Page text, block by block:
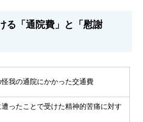
る「通院費」と「慰謝
我の通院にかかった交通費
ったことで受けた精神的苦痛に対す